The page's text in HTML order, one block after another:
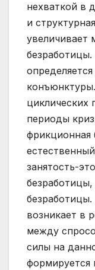
нехваткой в
и
безработицы.
циклических
периоды
фрикционная
занятость-
безработицы.
возникает в
между
силы на
формируется